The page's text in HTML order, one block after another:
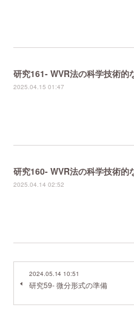
研究161- WVR法の科学技術的
2025.04.15 01:47
研究160- WVR法の科学技術的
2025.04.14 02:52
2024.05.14 10:51
研究59- 微分形式の準備